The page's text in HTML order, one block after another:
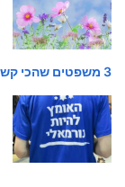
3 משפטים שהכי קשה לומר